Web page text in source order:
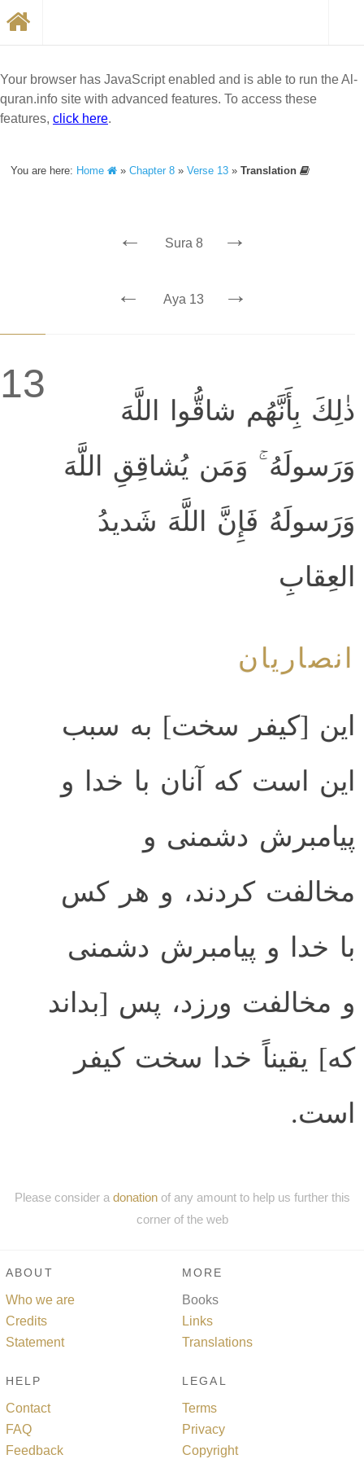
Your browser has JavaScript enabled and is able to run the Al-
quran.info site with advanced features. To access these
features, click here.
You are here: Home »Chapter 8 »Verse 13 »Translation
← Sura 8 →
← Aya 13 →
13
ذٰلِكَ بِأَنَّهُم شاقُّوا اللَّهَ
وَرَسولَهُ ۚ وَمَن يُشاقِقِ اللَّهَ
وَرَسولَهُ فَإِنَّ اللَّهَ شَديدُ
العِقابِ
انصاریان
این [کیفر سخت] به سبب
این است که آنان با خدا و
پیامبرش دشمنی و
مخالفت کردند، و هر کس
با خدا و پیامبرش دشمنی
و مخالفت ورزد، پس [بداند
که] یقیناً خدا سخت کیفر
است.
Please consider a donationof any amount to help us further this
corner of the web
ABOUT
Who we are
Credits
Statement
MORE
Books
Links
Translations
HELP
Contact
FAQ
Feedback
LEGAL
Terms
Privacy
Copyright